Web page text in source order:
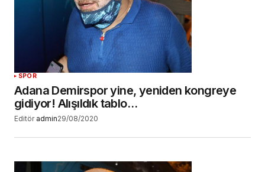
YORUM GÖNDER
SPOR
Adana Demirspor yine, yeniden kongreye
gidiyor! Alışıldık tablo…
Editör admin29/08/2020